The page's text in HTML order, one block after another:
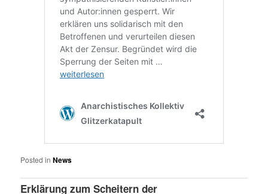
Posted in News
Erklärung zum Scheitern der